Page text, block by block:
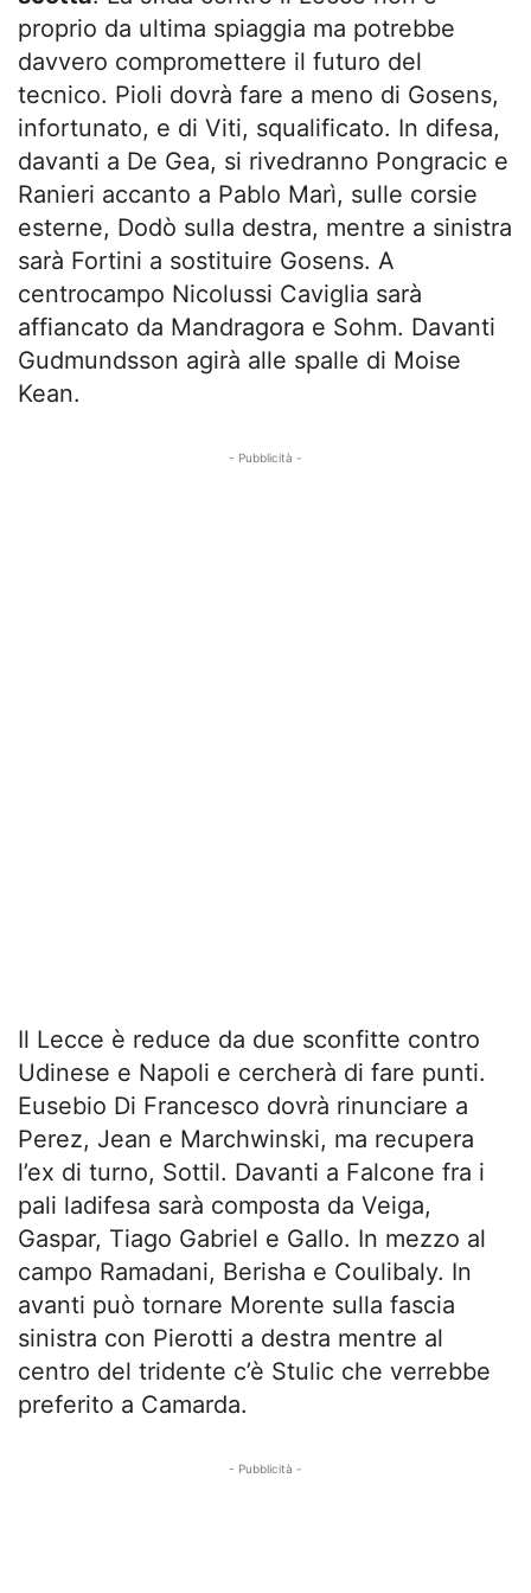
proprio da ultima spiaggia ma potrebbe
davvero compromettere il futuro del
tecnico. Pioli dovrà fare a meno di Gosens,
infortunato, e di Viti, squalificato. In difesa,
davanti a De Gea, si rivedranno Pongracic e
Ranieri accanto a Pablo Marì, sulle corsie
esterne, Dodò sulla destra, mentre a sinistra
sarà Fortini a sostituire Gosens. A
centrocampo Nicolussi Caviglia sarà
affiancato da Mandragora e Sohm. Davanti
Gudmundsson agirà alle spalle di Moise
Kean.
- Pubblicità -
Il Lecce è reduce da due sconfitte contro
Udinese e Napoli e cercherà di fare punti.
Eusebio Di Francesco dovrà rinunciare a
Perez, Jean e Marchwinski, ma recupera
l’ex di turno, Sottil. Davanti a Falcone fra i
pali ladifesa sarà composta da Veiga,
Gaspar, Tiago Gabriel e Gallo. In mezzo al
campo Ramadani, Berisha e Coulibaly. In
avanti può tornare Morente sulla fascia
sinistra con Pierotti a destra mentre al
centro del tridente c’è Stulic che verrebbe
preferito a Camarda.
- Pubblicità -